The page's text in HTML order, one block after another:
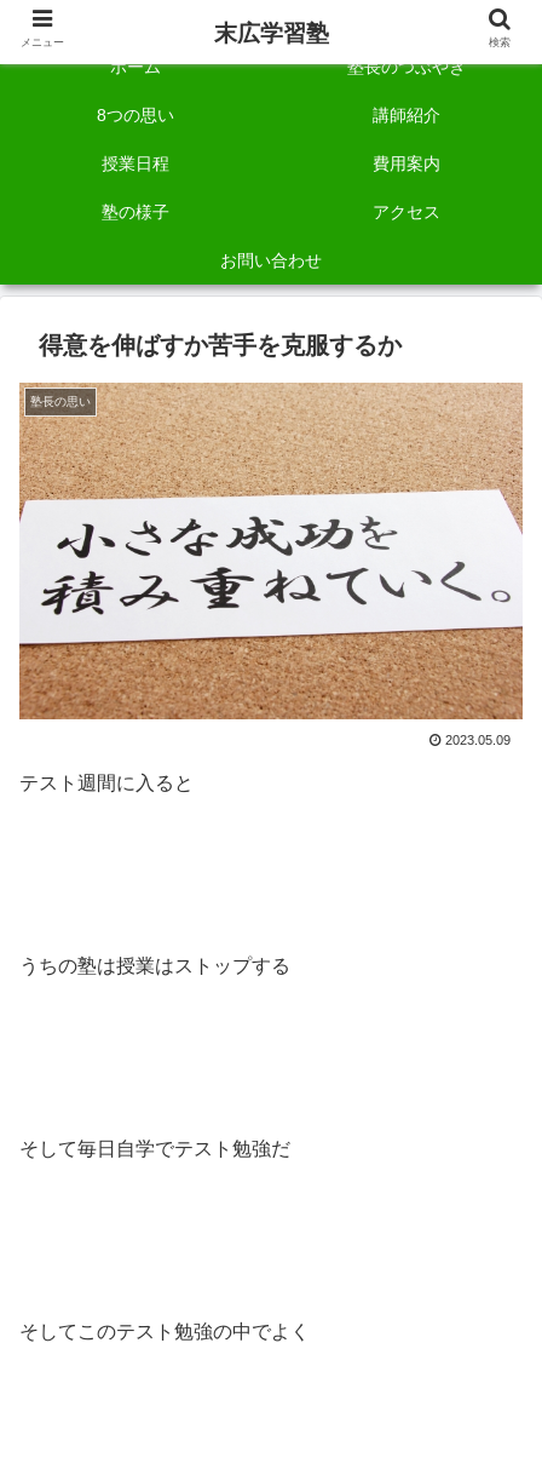
自称「一宮でいちばん塾で勉強させる塾」です。
ホーム 塾長のつぶやき
8つの思い 講師紹介
授業日程 費用案内
塾の様子 アクセス
お問い合わせ
得意を伸ばすか苦手を克服するか
塾長の思い
2023.05.09
テスト週間に入ると
うちの塾は授業はストップする
そして毎日自学でテスト勉強だ
そしてこのテスト勉強の中でよく
メニュー 末広学習塾 検索